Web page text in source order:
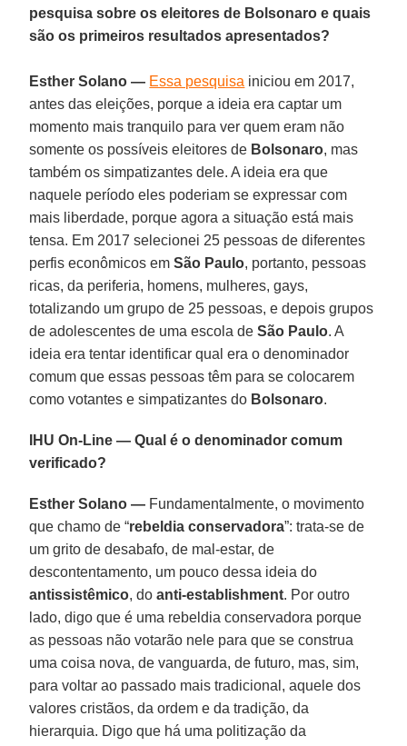
pesquisa sobre os eleitores de Bolsonaro e quais
são os primeiros resultados apresentados?
Esther Solano — Essa pesquisa iniciou em 2017,
antes das eleições, porque a ideia era captar um
momento mais tranquilo para ver quem eram não
somente os possíveis eleitores de Bolsonaro, mas
também os simpatizantes dele. A ideia era que
naquele período eles poderiam se expressar com
mais liberdade, porque agora a situação está mais
tensa. Em 2017 selecionei 25 pessoas de diferentes
perfis econômicos emSão Paulo, portanto, pessoas
ricas, da periferia, homens, mulheres, gays,
totalizando um grupo de 25 pessoas, e depois grupos
de adolescentes de uma escola deSão Paulo. A
ideia era tentar identificar qual era o denominador
comum que essas pessoas têm para se colocarem
como votantes e simpatizantes do Bolsonaro.
IHU On-Line — Qual é o denominador comum
verificado?
Esther Solano — Fundamentalmente, o movimento
que chamo de “rebeldia conservadora”: trata-se de
um grito de desabafo, de mal-estar, de
descontentamento, um pouco dessa ideia do
antissistêmico, doanti-establishment. Por outro
lado, digo que é uma rebeldia conservadora porque
as pessoas não votarão nele para que se construa
uma coisa nova, de vanguarda, de futuro, mas, sim,
para voltar ao passado mais tradicional, aquele dos
valores cristãos, da ordem e da tradição, da
hierarquia. Digo que há uma politização da